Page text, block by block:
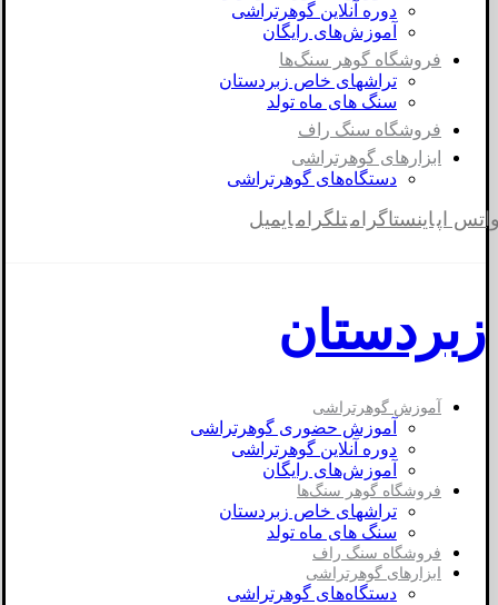
دوره آنلاین گوهرتراشی
آموزش‌های رایگان
فروشگاه گوهر سنگ‌ها
تراشهای خاص زبردستان
سنگ های ماه تولد
فروشگاه سنگ راف
ابزارهای گوهرتراشی
دستگاه‌های گوهرتراشی
اپاینستاگرامتلگرامایمیل
زبردستان
آموزش گوهرتراشی
آموزش حضوری گوهرتراشی
دوره آنلاین گوهرتراشی
آموزش‌های رایگان
فروشگاه گوهر سنگ‌ها
تراشهای خاص زبردستان
سنگ های ماه تولد
فروشگاه سنگ راف
ابزارهای گوهرتراشی
دستگاه‌های گوهرتراشی